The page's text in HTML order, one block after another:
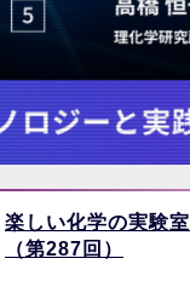
楽しい化学の実験室
（第287回）